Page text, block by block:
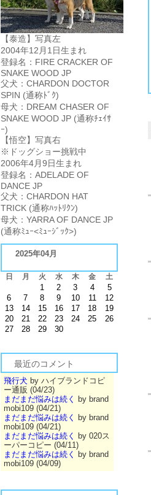
【泰造】写真左
2004年12月1日生まれ
登録名：FIRE CRACKER OF
SNAKE WOOD JP
父犬：CHARDON DOCTOR
SPIN (通称ﾄﾞｸ)
母犬：DREAM CHASER OF
SNAKE WOOD JP (通称ﾁｪｲｻ
ｰ)
【悟空】写真右
※ドッグショー挑戦中
2006年4月9日生まれ
登録名：ADELADE OF
DANCE JP
父犬：CHARDON HAT
TRICK (通称ﾊｯﾄﾘｸﾝ)
母犬：YARRA OF DANCE JP
(通称ﾐｭｰ<ﾐｭｰｼﾞｯｸ>)
2025年04月
日 月 火 水 木 金 土
1 2 3 4
5
6
7 8 9 10 11
12
13
14 15 16 17 18
19
20
21 22 23 24 25
26
27
28 29 30
最近のコメント
飛行犬 by ハイブランドコピ
ー通販 (04/23)
まだまだ悩みは続く
by brand
mobi109 (04/21)
まだまだ悩みは続く
by brand
mobi109 (04/21)
まだまだ悩みは続く
by 020ス
ーパーコピー (04/11)
まだまだ悩みは続く
by brand
mobi109 (04/09)